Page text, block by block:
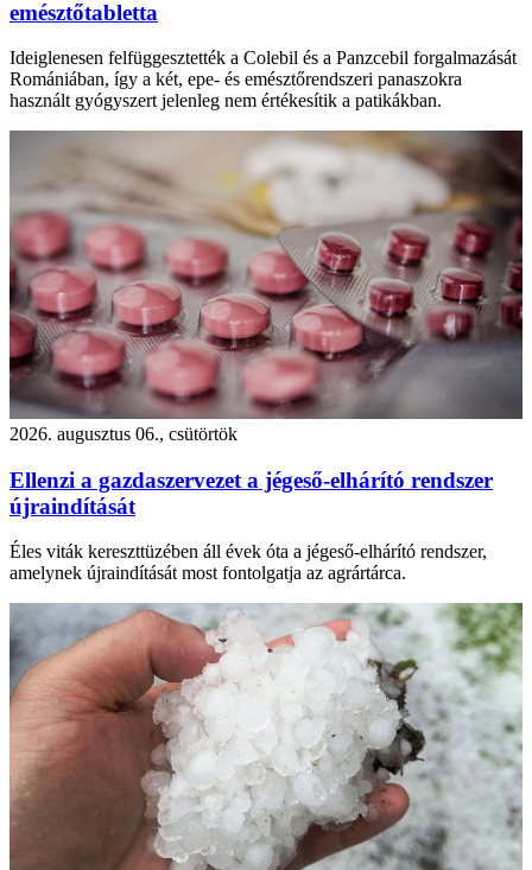
emésztőtabletta
Ideiglenesen felfüggesztették a Colebil és a Panzcebil forgalmazását
Romániában, így a két, epe- és emésztőrendszeri panaszokra
használt gyógyszert jelenleg nem értékesítik a patikákban.
2026. augusztus 06., csütörtök
Ellenzi a gazdaszervezet a jégeső-elhárító rendszer
újraindítását
Éles viták kereszttüzében áll évek óta a jégeső-elhárító rendszer,
amelynek újraindítását most fontolgatja az agrártárca.